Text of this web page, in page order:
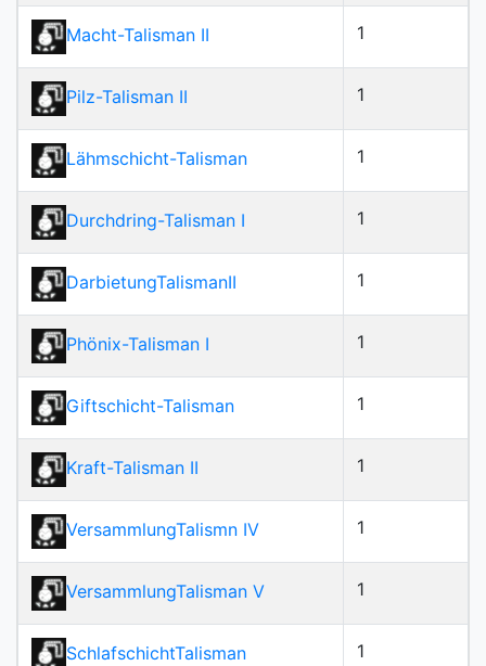
Macht-Talisman II 1
Pilz-Talisman II 1
Lähmschicht-Talisman 1
Durchdring-Talisman I 1
DarbietungTalismanII 1
Phönix-Talisman I 1
Giftschicht-Talisman 1
Kraft-Talisman II 1
VersammlungTalismn IV 1
VersammlungTalisman V 1
SchlafschichtTalisman 1